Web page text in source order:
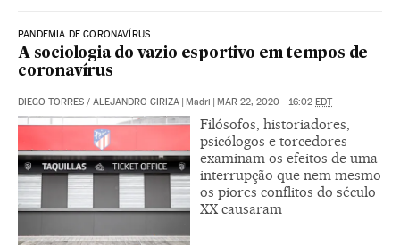
PANDEMIA DE CORONAVÍRUS
A sociologia do vazio esportivo em tempos de
coronavírus
DIEGO TORRES / ALEJANDRO CIRIZA | Madri | MAR 22, 2020 - 16:02 EDT
Filósofos, historiadores,
psicólogos e torcedores
examinam os efeitos de uma
interrupção que nem mesmo
os piores conflitos do século
XX causaram